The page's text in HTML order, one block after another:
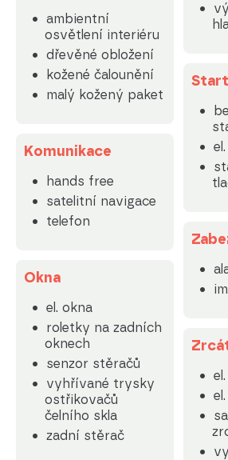
ambientní
osvětlení interiéru
dřevěné obložení
kožené čalounění
malý kožený paket
Komunikace
hands free
satelitní navigace
telefon
Okna
el. okna
roletky na zadních
oknech
senzor stěračů
vyhřívané trysky
ostřikovačů
čelního skla
zadní stěrač